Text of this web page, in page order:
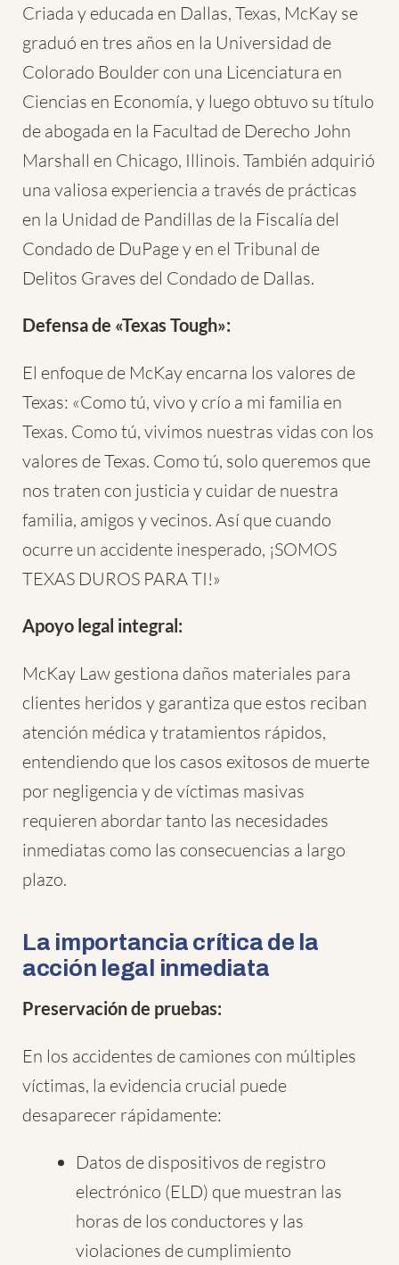
Criada y educada en Dallas, Texas, McKay se
graduó en tres años en la Universidad de
Colorado Boulder con una Licenciatura en
Ciencias en Economía, y luego obtuvo su título
de abogada en la Facultad de Derecho John
Marshall en Chicago, Illinois. También adquirió
una valiosa experiencia a través de prácticas
en la Unidad de Pandillas de la Fiscalía del
Condado de DuPage y en el Tribunal de
Delitos Graves del Condado de Dallas.
Defensa de «Texas Tough»:
El enfoque de McKay encarna los valores de
Texas: «Como tú, vivo y crío a mi familia en
Texas. Como tú, vivimos nuestras vidas con los
valores de Texas. Como tú, solo queremos que
nos traten con justicia y cuidar de nuestra
familia, amigos y vecinos. Así que cuando
ocurre un accidente inesperado, ¡SOMOS
TEXAS DUROS PARA TI!»
Apoyo legal integral:
McKay Law gestiona daños materiales para
clientes heridos y garantiza que estos reciban
atención médica y tratamientos rápidos,
entendiendo que los casos exitosos de muerte
por negligencia y de víctimas masivas
requieren abordar tanto las necesidades
inmediatas como las consecuencias a largo
plazo.
La importancia crítica de la
acción legal inmediata
Preservación de pruebas:
En los accidentes de camiones con múltiples
víctimas, la evidencia crucial puede
desaparecer rápidamente:
Datos de dispositivos de registro
electrónico (ELD) que muestran las
horas de los conductores y las
violaciones de cumplimiento